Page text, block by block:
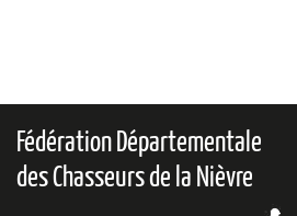
Fédération Départementale
des Chasseurs de la Nièvre